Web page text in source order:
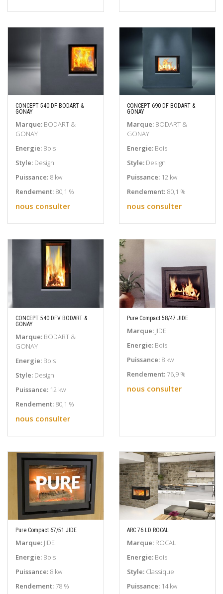
CONCEPT 540 DF BODART &
GONAY
Marque: BODART &
GONAY
Energie: Bois
Style: Design
Puissance: 8 kw
Rendement: 80,1 %
nous consulter
CONCEPT 690 DF BODART &
GONAY
Marque: BODART &
GONAY
Energie: Bois
Style: Design
Puissance: 12 kw
Rendement: 80,1 %
nous consulter
CONCEPT 540 DFV BODART &
GONAY
Marque: BODART &
GONAY
Energie: Bois
Style: Design
Puissance: 12 kw
Rendement: 80,1 %
nous consulter
EN SAVOIR PLUS
Pure Compact 58/47 JIDE
Marque: JIDE
Energie: Bois
Puissance: 8 kw
Rendement: 76,9 %
nous consulter
EN SAVOIR PLUS
Pure Compact 67/51 JIDE
Marque: JIDE
Energie: Bois
Puissance: 8 kw
Rendement: 78 %
EN SAVOIR PLUS
ARC 76 LD ROCAL
Marque: ROCAL
Energie: Bois
Style: Classique
Puissance: 14 kw